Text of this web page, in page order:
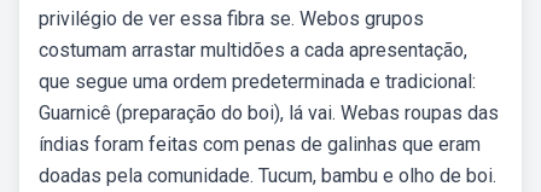
privilégio de ver essa fibra se. Webos grupos
costumam arrastar multidões a cada apresentação,
que segue uma ordem predeterminada e tradicional:
Guarnicê (preparação do boi), lá vai. Webas roupas das
índias foram feitas com penas de galinhas que eram
doadas pela comunidade. Tucum, bambu e olho de boi.